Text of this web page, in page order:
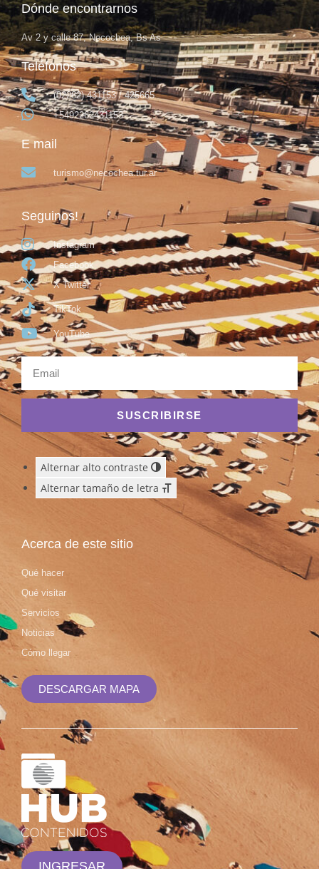
Dónde encontrarnos
Av 2 y calle 87, Necochea, Bs As
Teléfonos
(02262) 431153 / 425665
+5492262431153
E mail
turismo@necochea.tur.ar
Seguinos!
Instagram
Facebook
X Twitter
TikTok
YouTube
SUSCRIBIRSE
Alternar alto contraste
Alternar tamaño de letra
Acerca de este sitio
Qué hacer
Qué visitar
Servicios
Noticias
Cómo llegar
DESCARGAR MAPA
INGRESAR